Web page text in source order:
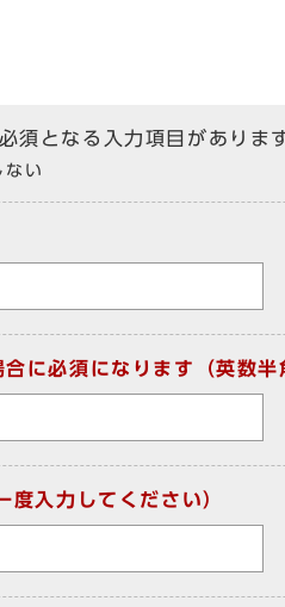
須となる入力項目がありま
ない
に必須になります（英数半
度入力してください）